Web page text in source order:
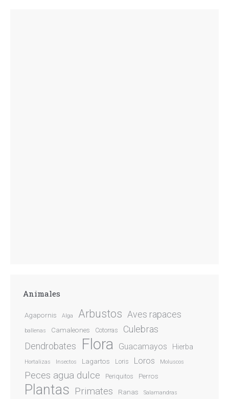
Animales
Agapornis Alga Arbustos Aves rapaces
ballenas Camaleones Cotorras Culebras
Dendrobates Flora Guacamayos Hierba
Hortalizas Insectos Lagartos Loris Loros Moluscos
Peces agua dulce Periquitos Perros
Plantas Primates Ranas Salamandras